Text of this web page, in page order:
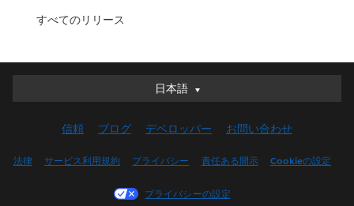
すべてのリリース
日本語
日本語
English (UK)
Français (Canada)
信頼 ブログ デベロッパー お問い合わせ
法律 サービス利用規約 プライバシー 責任ある開示 Cookieの設定
プライバシーの設定